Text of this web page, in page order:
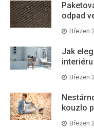
odpad
Březen
Jak
interiéru
Březen
kouzlo
Březen